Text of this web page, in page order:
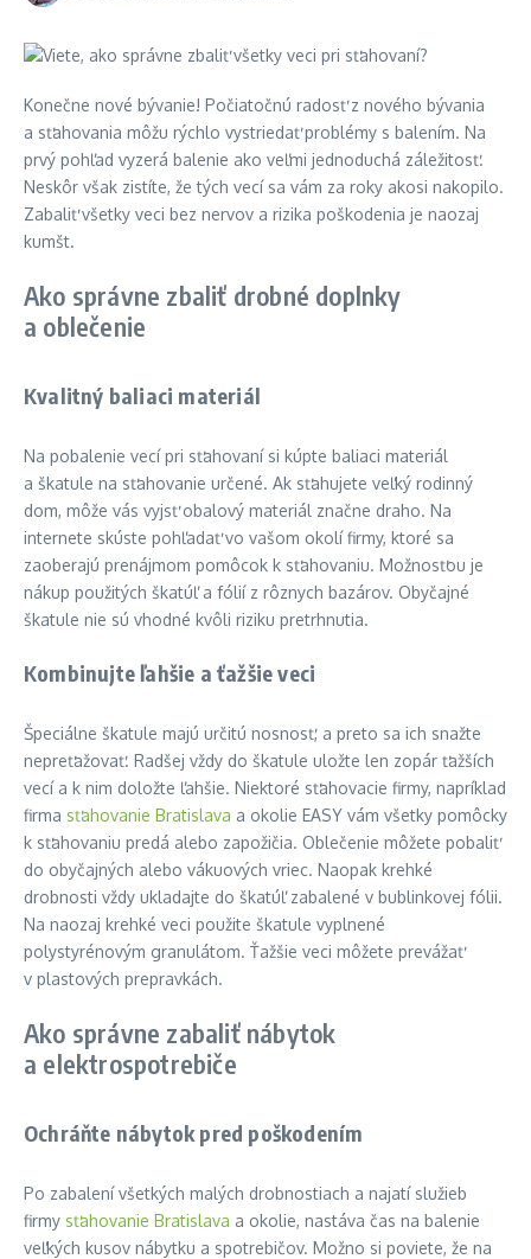
Konečne nové bývanie! Počiatočnú radosť z nového bývania
a sťahovania môžu rýchlo vystriedať problémy s balením. Na
prvý pohľad vyzerá balenie ako veľmi jednoduchá záležitosť.
Neskôr však zistíte, že tých vecí sa vám za roky akosi nakopilo.
Zabaliť všetky veci bez nervov a rizika poškodenia je naozaj
kumšt.
Ako správne zbaliť drobné doplnky
a oblečenie
Kvalitný baliaci materiál
Na pobalenie vecí pri sťahovaní si kúpte baliaci materiál
a škatule na sťahovanie určené. Ak sťahujete veľký rodinný
dom, môže vás vyjsť obalový materiál značne draho. Na
internete skúste pohľadať vo vašom okolí firmy, ktoré sa
zaoberajú prenájmom pomôcok k sťahovaniu. Možnosťou je
nákup použitých škatúľ a fólií z rôznych bazárov. Obyčajné
škatule nie sú vhodné kvôli riziku pretrhnutia.
Kombinujte ľahšie a ťažšie veci
Špeciálne škatule majú určitú nosnosť, a preto sa ich snažte
nepreťažovať. Radšej vždy do škatule uložte len zopár ťažších
vecí a k nim doložte ľahšie. Niektoré sťahovacie firmy, napríklad
firma sťahovanie Bratislava a okolie EASY vám všetky pomôcky
k sťahovaniu predá alebo zapožičia. Oblečenie môžete pobaliť
do obyčajných alebo vákuových vriec. Naopak krehké
drobnosti vždy ukladajte do škatúľ zabalené v bublinkovej fólii.
Na naozaj krehké veci použite škatule vyplnené
polystyrénovým granulátom. Ťažšie veci môžete prevážať
v plastových prepravkách.
Ako správne zabaliť nábytok
a elektrospotrebiče
Ochráňte nábytok pred poškodením
Po zabalení všetkých malých drobnostiach a najatí služieb
firmy sťahovanie Bratislava a okolie, nastáva čas na balenie
veľkých kusov nábytku a spotrebičov. Možno si poviete, že na